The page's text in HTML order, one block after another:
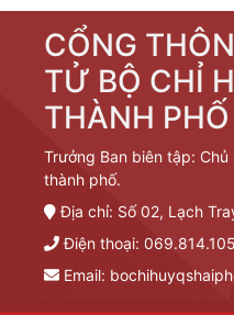
CỔNG
TỬ BỘ CHỈ
THÀNH
Trưởng Ban biên tập: Chủ
thành phố.
Địa chỉ: Số 02, Lạch
Điện thoại: 069.814.105
Email: